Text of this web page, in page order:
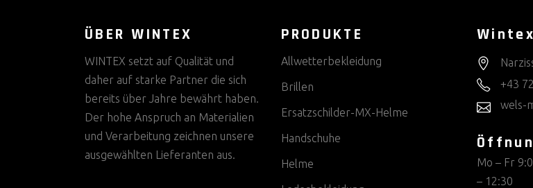
ÜBER WINTEX
WINTEX setzt auf Qualität und
daher auf starke Partner die sich
bereits über Jahre bewährt haben.
Der hohe Anspruch an Materialien
und Verarbeitung zeichnen unsere
ausgewählten Lieferanten aus.
PRODUKTE
Allwetterbekleidung
Brillen
Ersatzschilder-MX-Helme
Handschuhe
Helme
+43
wels-
Mo – Fr
– 12:30